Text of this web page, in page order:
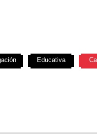
Educativa